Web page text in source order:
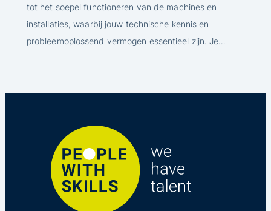
tot het soepel functioneren van de machines en
installaties, waarbij jouw technische kennis en
probleemoplossend vermogen essentieel zijn. Je…